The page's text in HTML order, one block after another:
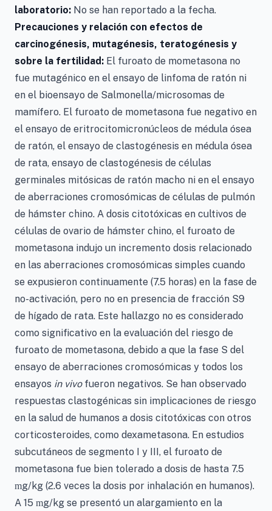
laboratorio: No se han reportado a la fecha.
Precauciones y relación con efectos de
carcinogénesis, mutagénesis, teratogénesis y
sobre la fertilidad: El furoato de mometasona no
fue mutagénico en el ensayo de linfoma de ratón ni
en el bioensayo de Salmonella/microsomas de
mamífero. El furoato de mometasona fue negativo en
el ensayo de eritrocitomicronúcleos de médula ósea
de ratón, el ensayo de clastogénesis en médula ósea
de rata, ensayo de clastogénesis de células
germinales mitósicas de ratón macho ni en el ensayo
de aberraciones cromosómicas de células de pulmón
de hámster chino. A dosis citotóxicas en cultivos de
células de ovario de hámster chino, el furoato de
mometasona indujo un incremento dosis relacionado
en las aberraciones cromosómicas simples cuando
se expusieron continuamente (7.5 horas) en la fase de
no-activación, pero no en presencia de fracción S9
de hígado de rata. Este hallazgo no es considerado
como significativo en la evaluación del riesgo de
furoato de mometasona, debido a que la fase S del
ensayo de aberraciones cromosómicas y todos los
ensayos in vivofueron negativos. Se han observado
respuestas clastogénicas sin implicaciones de riesgo
en la salud de humanos a dosis citotóxicas con otros
corticosteroides, como dexametasona. En estudios
subcutáneos de segmento I y III, el furoato de
mometasona fue bien tolerado a dosis de hasta 7.5
mg/kg (2.6 veces la dosis por inhalación en humanos).
A 15 mg/kg se presentó un alargamiento en la